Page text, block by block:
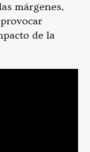
márgenes,
de la